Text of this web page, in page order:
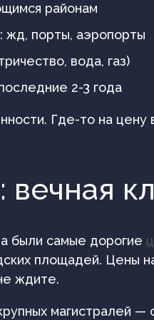
районам
жд, порты, аэропорты
вода, газ)
2-3 года
Где-то на
были самые дорогие
площадей.
ждите.
магистралей